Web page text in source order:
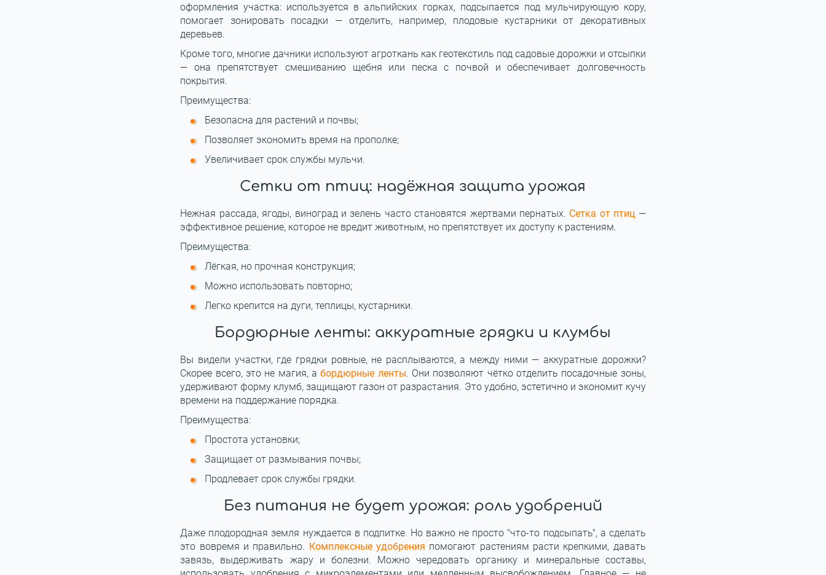
оформления участка: используется в альпийских горках, подсыпается под мульчирующую кору,
помогает зонировать посадки — отделить, например, плодовые кустарники от декоративных
деревьев.
Кроме того, многие дачники используют агроткань как геотекстиль под садовые дорожки и отсыпки
— она препятствует смешиванию щебня или песка с почвой и обеспечивает долговечность
покрытия.
Преимущества:
Безопасна для растений и почвы;
Позволяет экономить время на прополке;
Увеличивает срок службы мульчи.
Сетки от птиц: надёжная защита урожая
Нежная рассада, ягоды, виноград и зелень часто становятся жертвами пернатых. Сетка от птиц —
эффективное решение, которое не вредит животным, но препятствует их доступу к растениям.
Преимущества:
Лёгкая, но прочная конструкция;
Можно использовать повторно;
Легко крепится на дуги, теплицы, кустарники.
Бордюрные ленты: аккуратные грядки и клумбы
Вы видели участки, где грядки ровные, не расплываются, а между ними — аккуратные дорожки?
Скорее всего, это не магия, абордюрные ленты. Они позволяют чётко отделить посадочные зоны,
удерживают форму клумб, защищают газон от разрастания. Это удобно, эстетично и экономит кучу
времени на поддержание порядка.
Преимущества:
Простота установки;
Защищает от размывания почвы;
Продлевает срок службы грядки.
Без питания не будет урожая: роль удобрений
Даже плодородная земля нуждается в подпитке. Но важно не просто "что-то подсыпать", а сделать
это вовремя и правильно. Комплексные удобрения помогают растениям расти крепкими, давать
завязь, выдерживать жару и болезни. Можно чередовать органику и минеральные составы,